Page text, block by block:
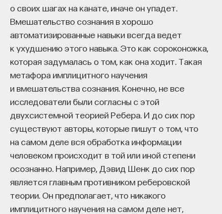
о своих шагах на канате, иначе он упадет.
Вмешательство сознания в хорошо
автоматизированные навыки всегда ведет
к ухудшению этого навыка. Это как сороконожка,
которая задумалась о том, как она ходит. Такая
метафора имплицитного научения
и вмешательства сознания. Конечно, не все
исследователи были согласны с этой
двухсистемной теорией Ребера. И до сих пор
существуют авторы, которые пишут о том, что
на самом деле вся обработка информации
человеком происходит в той или иной степени
осознанно. Например, Дэвид Шенк до сих пор
является главным противником реберовской
теории. Он предполагает, что никакого
имплицитного научения на самом деле нет,